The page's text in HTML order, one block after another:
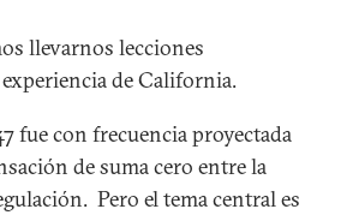
llevarnos lecciones
de California.
fue con frecuencia proyectada
de suma cero entre la
Pero el tema central es